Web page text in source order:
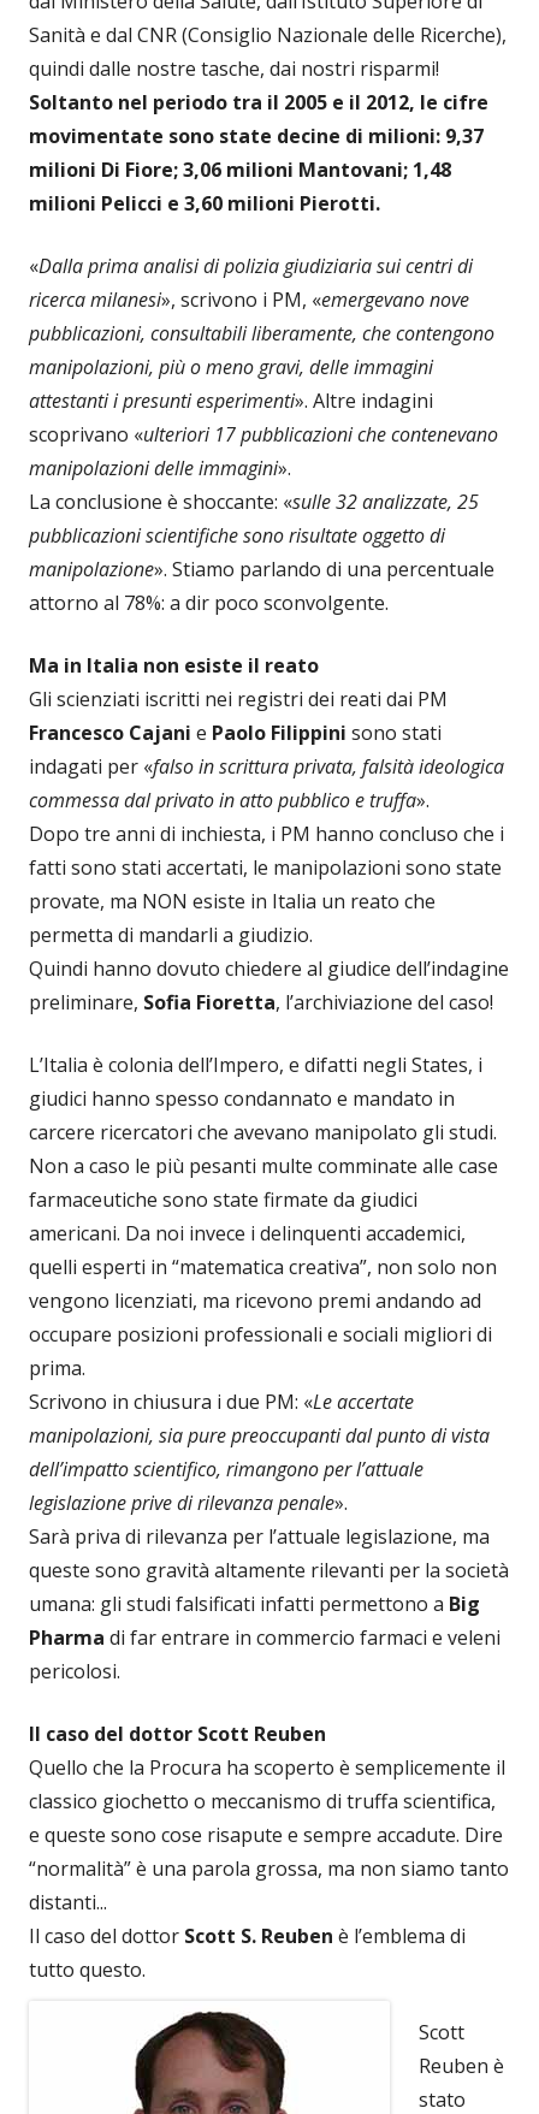
Sanità e dal CNR (Consiglio Nazionale delle Ricerche),
quindi dalle nostre tasche, dai nostri risparmi!
Soltanto nel periodo tra il 2005 e il 2012, le cifre
movimentate sono state decine di milioni: 9,37
milioni Di Fiore; 3,06 milioni Mantovani; 1,48
milioni Pelicci e 3,60 milioni Pierotti.
«Dalla prima analisi di polizia giudiziaria sui centri di
ricerca milanesi», scrivono i PM, «emergevano nove
pubblicazioni, consultabili liberamente, che contengono
manipolazioni, più o meno gravi, delle immagini
attestanti i presunti esperimenti». Altre indagini
scoprivano «ulteriori 17 pubblicazioni che contenevano
manipolazioni delle immagini».
La conclusione è shoccante: «sulle 32 analizzate, 25
pubblicazioni scientifiche sono risultate oggetto di
manipolazione». Stiamo parlando di una percentuale
attorno al 78%: a dir poco sconvolgente.
Ma in Italia non esiste il reato
Gli scienziati iscritti nei registri dei reati dai PM
Francesco Cajani e Paolo Filippini sono stati
indagati per «falso in scrittura privata, falsità ideologica
commessa dal privato in atto pubblico e truffa».
Dopo tre anni di inchiesta, i PM hanno concluso che i
fatti sono stati accertati, le manipolazioni sono state
provate, ma NON esiste in Italia un reato che
permetta di mandarli a giudizio.
Quindi hanno dovuto chiedere al giudice dell’indagine
preliminare, Sofia Fioretta, l’archiviazione del caso!
L’Italia è colonia dell’Impero, e difatti negli States, i
giudici hanno spesso condannato e mandato in
carcere ricercatori che avevano manipolato gli studi.
Non a caso le più pesanti multe comminate alle case
farmaceutiche sono state firmate da giudici
americani. Da noi invece i delinquenti accademici,
quelli esperti in “matematica creativa”, non solo non
vengono licenziati, ma ricevono premi andando ad
occupare posizioni professionali e sociali migliori di
prima.
Scrivono in chiusura i due PM: «Le accertate
manipolazioni, sia pure preoccupanti dal punto di vista
dell’impatto scientifico, rimangono per l’attuale
legislazione prive di rilevanza penale».
Sarà priva di rilevanza per l’attuale legislazione, ma
queste sono gravità altamente rilevanti per la società
umana: gli studi falsificati infatti permettono a Big
Pharma di far entrare in commercio farmaci e veleni
pericolosi.
Il caso del dottor Scott Reuben
Quello che la Procura ha scoperto è semplicemente il
classico giochetto o meccanismo di truffa scientifica,
e queste sono cose risapute e sempre accadute. Dire
“normalità” è una parola grossa, ma non siamo tanto
distanti...
Il caso del dottor Scott S. Reuben è l’emblema di
tutto questo.
Scott
Reuben è
stato